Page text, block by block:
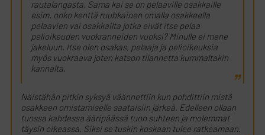
rautalangasta. Sama kai se on pelaaville osakkaille
esim. onko kenttä ruuhkainen omalla osakkeella
pelaavien vai osakkailta jotka eivät itse pelaa
pelioikeuden vuokranneiden vuoksi? Minulle ei mene
jakeluun. Itse olen osakas, pelaaja ja pelioikeuksia
myös vuokraava joten katson tilannetta kummaltakin
kannalta.
Näistähän pitkin syksyä väännettiin kun pohdittiin mistä
osakkeen omistamiselle saataisiin järkeä. Edelleen ollaan
tuossa kahdessa ääripäässä tuon suhteen ja molemmat
täysin oikeassa. Siksi se tuskin koskaan tulee ratkeamaan.